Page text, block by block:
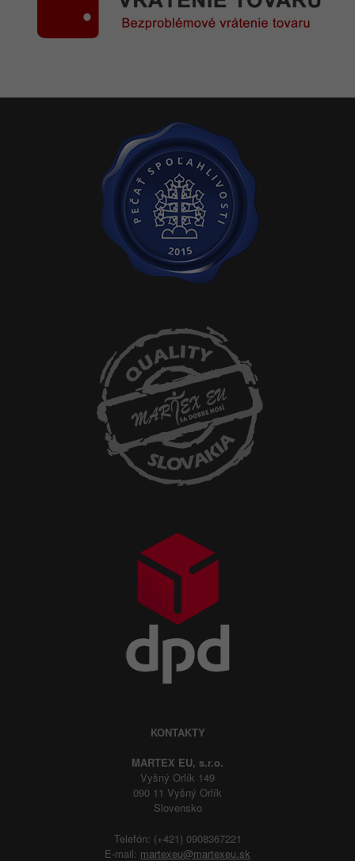
KONTAKTY
MARTEX EU, s.r.o.
Vyšný Orlík 149
090 11 Vyšný Orlík
Slovensko
Telefón: (+421) 0908367221
E-mail: martexeu@martexeu.sk